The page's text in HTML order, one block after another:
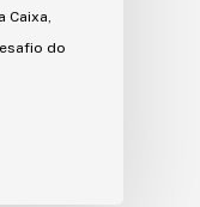
Caixa,
do